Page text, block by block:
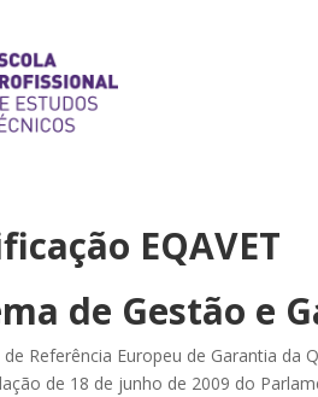
– SISTEMA
EQAVET
de Gestão e
Referência Europeu de Garantia da
de 18 de junho de 2009 do